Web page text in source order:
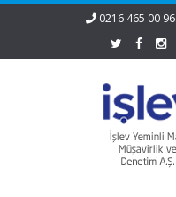
0216 465 00 96